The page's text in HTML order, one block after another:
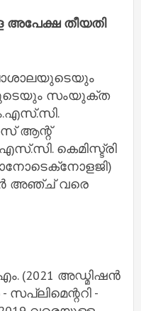
അപേക്ഷ തീയതി
സംയുക്ത
ആന്റ്
കെമിസ്ട്രി
അഞ്ച് വരെ
(2021 അഡ്മിഷൻ
-